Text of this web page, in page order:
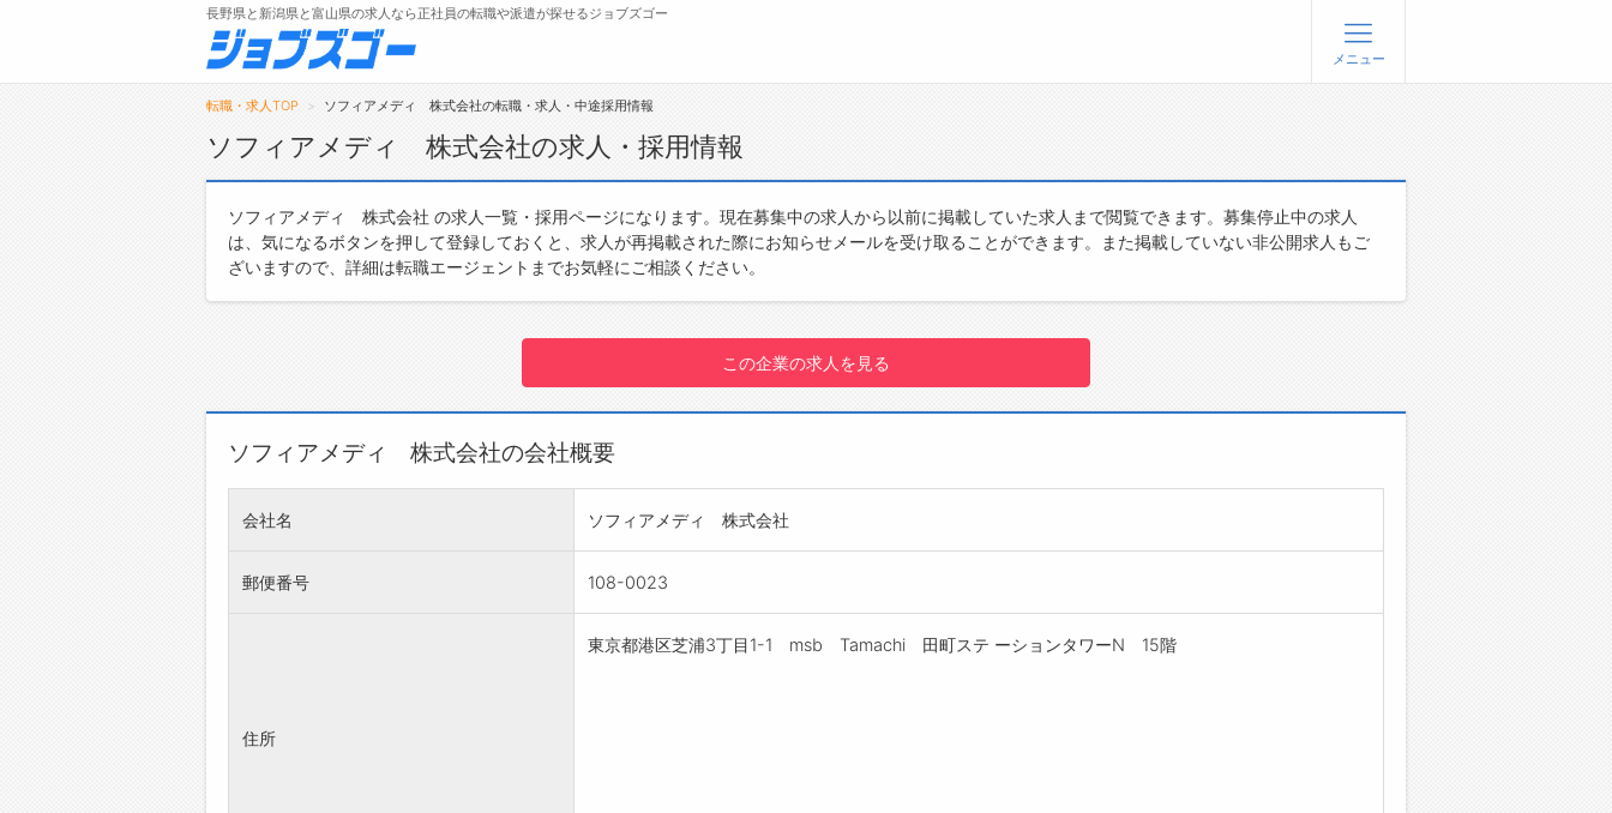
トップ
転職ノウハウ(応募書類の書き方・面接対策な
ど)
転職・採用コラム
会社概要
長野県と新潟県と富山県の求人なら正社員の転職や派遣が探せるジョブズゴー
メニュー
転職・求人TOP ソフィアメディ 株式会社の転職・求人・中途採用情報
ソフィアメディ 株式会社の求人・採用情報
ソフィアメディ 株式会社 の求人一覧・採用ページになります。現在募集中の求人から以前に掲載していた求人まで閲覧できます。募集停止中の求人
は、気になるボタンを押して登録しておくと、求人が再掲載された際にお知らせメールを受け取ることができます。また掲載していない非公開求人もご
ざいますので、詳細は転職エージェントまでお気軽にご相談ください。
この企業の求人を見る
ソフィアメディ 株式会社の会社概要
会社名 ソフィアメディ 株式会社
郵便番号 108-0023
住所
東京都港区芝浦3丁目1-1 msb Tamachi 田町ステ ーションタワーN 15階